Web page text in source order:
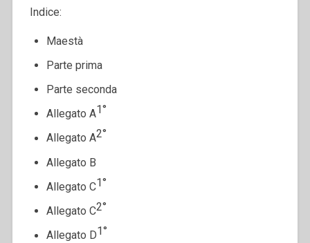
Indice:
Maestà
Parte prima
Parte seconda
Allegato A1°
Allegato A2°
Allegato B
Allegato C1°
Allegato C2°
Allegato D1°